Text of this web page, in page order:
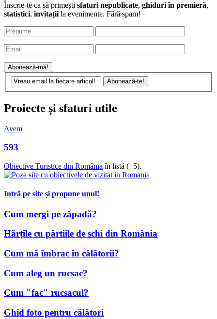
Înscrie-te ca să primești sfaturi nepublicate, ghiduri în premieră,
statistici, invitații la evenimente. Fără spam!
Proiecte și sfaturi utile
Avem
593
Obiective Turistice din România în listă (+5).
Intră pe site și propune unul!
Cum mergi pe zăpadă?
Hărțile cu pârtiile de schi din România
Cum mă îmbrac în călătorii?
Cum aleg un rucsac?
Cum "fac" rucsacul?
Ghid foto pentru călători